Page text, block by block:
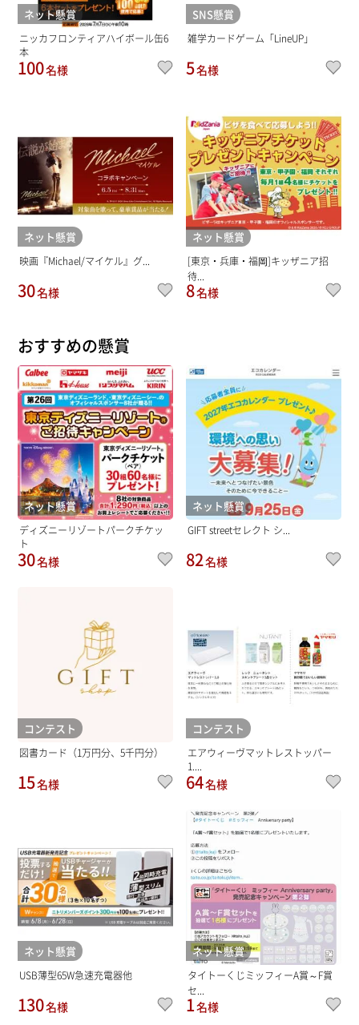
ネット懸賞
ニッカフロンティアハイボール缶6
本
100名様
SNS懸賞
雑学カードゲーム「LineUP」
5名様
ネット懸賞
映画『Michael/マイケル』グ...
30名様
ネット懸賞
[東京・兵庫・福岡]キッザニア招
待...
8名様
おすすめの懸賞
ネット懸賞
ディズニーリゾートパークチケッ
ト
30名様
ネット懸賞
GIFT streetセレクト シ...
82名様
コンテスト
図書カード（1万円分、5千円分）
15名様
コンテスト
エアウィーヴマットレストッパー
1....
64名様
ネット懸賞
USB薄型65W急速充電器他
130名様
ネット懸賞
タイトーくじミッフィーA賞～F賞
セ...
1名様